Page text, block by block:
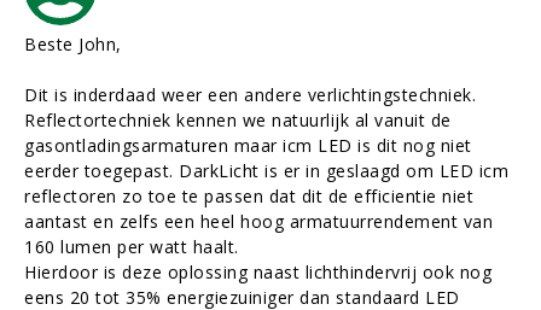
Beste John,
Dit is inderdaad weer een andere verlichtingstechniek.
Reflectortechniek kennen we natuurlijk al vanuit de
gasontladingsarmaturen maar icm LED is dit nog niet
eerder toegepast. DarkLicht is er in geslaagd om LED icm
reflectoren zo toe te passen dat dit de efficientie niet
aantast en zelfs een heel hoog armatuurrendement van
160 lumen per watt haalt.
Hierdoor is deze oplossing naast lichthindervrij ook nog
eens 20 tot 35% energiezuiniger dan standaard LED